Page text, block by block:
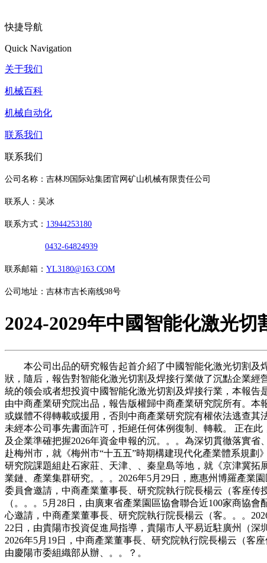
快捷导航
Quick Navigation
关于我们
机械百科
机械自动化
联系我们
联系我们
公司名称：吉林J9国际站集团官网矿山机械有限责任公司
联系人：吴冰
联系方式： 13944253180
0432-64824939
联系邮箱： YL3180@163.COM
公司地址：吉林市吉长南线98号
2024-2029年中國智能化激光
本公司出品的研究報告起首介紹了中國智能化激光切割及
狀，隨后，報告對智能化激光切割及焊接行業做了沉點企業
統的领会或者想投資中國智能化激光切割及焊接行業，本報
由中商產業研究院出品，報告版權歸中商產業研究院所有。
或媒體不得轉載或援用，否則中商產業研究院有權依法逃查其
未經本公司事先書面許可，拒絕任何体例復制、轉載。 正在
及企業準確把握2026年資金申報的沉。。。為深切貫徹落實
赴梅州市，就《梅州市“十五五”時期構建現代化產業體系規
研究院課題組赴石家莊、天津、、秦皇島等地，就《京津冀
業鏈、產業集群研究。。。2026年5月29日，應惠州博羅產業
委員會邀請，中商產業董事長、研究院執行院長楊云（客座传
（。。。5月28日，由廣東省產業園區協會聯合近100家商協
心邀請，中商產業董事長、研究院執行院長楊云（客。。。
22日，由貴陽市投資促進局指導，貴陽市人平易近駐廣州（深
2026年5月19日，中商產業董事長、研究院執行院長楊云（客
由慶陽市委組織部从辦、。。？。